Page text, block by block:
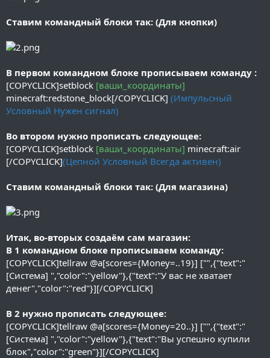
Ставим командный блоки так: (Для кнопки)
В первом командном блоке прописываем команду :
[COPYCLICK]setblock [ваши_координаты]
minecraft:redstone_block[/COPYCLICK] (Импульсный
Условный Нужен сигнал)
Во втором нужно прописать следующее:
[COPYCLICK]setblock [ваши_координаты] minecraft:air
[/COPYCLICK](Цепной Условный Всегда активен)
Ставим командный блоки так: (Для магазина)
Итак, во-вторых создаём сам магазин:
В 1 командном блоке прописываем команду:
[COPYCLICK]tellraw @a[scores={Money=..19}] ["",{"text":"
[Система] ","color":"yellow"},{"text":"У вас не хватает
денег","color":"red"}][/COPYCLICK]
В 2 нужно прописать следующее:
[COPYCLICK]tellraw @a[scores={Money=20..}] ["",{"text":"
[Система] ","color":"yellow"},{"text":"Вы успешно купили
блок","color":"green"}][/COPYCLICK]